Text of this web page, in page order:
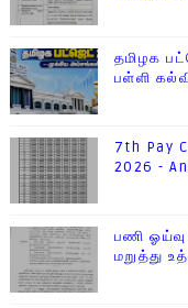
தமிழக
பள்ளி
7th Pay
2026 -
பணி ஓய்வு
மறுத்து